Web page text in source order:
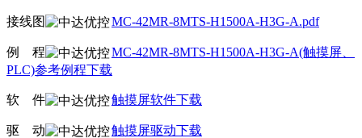
接线图 MC-42MR-8MTS-H1500A-H3G-A.pdf
例 程
MC-42MR-8MTS-H1500A-H3G-A(触摸屏、
PLC)参考例程下载
软 件 触摸屏软件下载
驱 动 触摸屏驱动下载